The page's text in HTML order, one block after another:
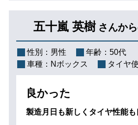
五十嵐 英樹 さんか
性別： 男性 年齢： 50代
車種： Nボックス タイヤ
良かった
製造月日も新しくタイヤ性能も